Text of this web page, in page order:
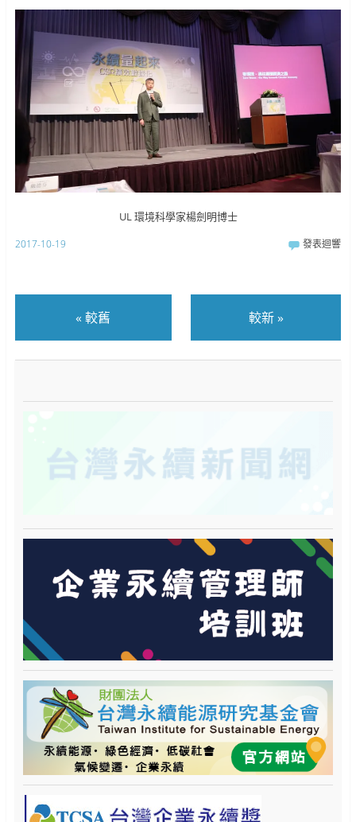
UL 環境科學家楊劍明博士
2017-10-19 發表迴響
« 較舊 較新»